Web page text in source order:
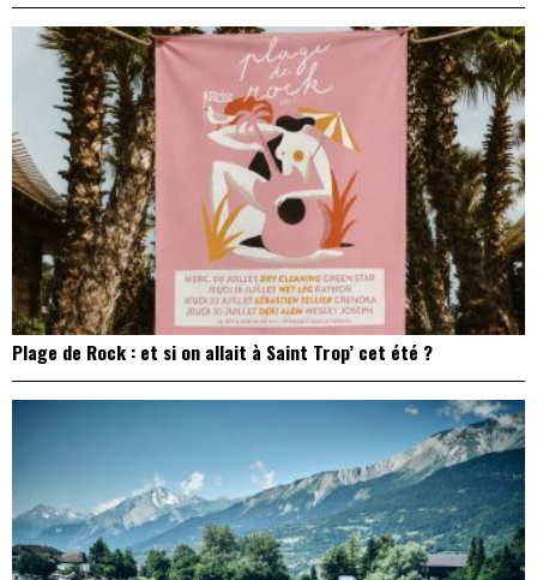
Plage de Rock : et si on allait à Saint Trop’ cet été ?